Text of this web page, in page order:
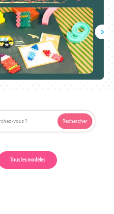
Tous les modèles